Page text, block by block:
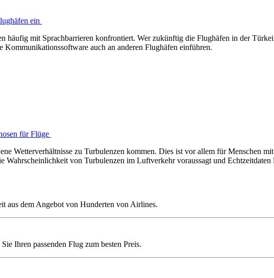
ein
häufig mit Sprachbarrieren konfrontiert. Wer zukünftig die Flughäfen in der
auch an anderen Flughäfen einführen.
für Flüge
Wetterverhältnisse zu Turbulenzen kommen. Dies ist vor allem für Menschen
Wahrscheinlichkeit von Turbulenzen im Luftverkehr voraussagt und Echtzeitdaten
aus dem Angebot von Hunderten von Airlines.
Ihren passenden Flug zum besten Preis.